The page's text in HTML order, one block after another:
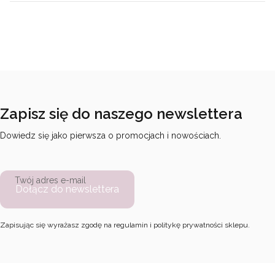
Zapisz się do naszego newslettera
Dowiedz się jako pierwsza o promocjach i nowościach.
Twój adres e-mail
Dołącz do newslettera
Zapisując się wyrażasz zgodę na regulamin i politykę prywatności sklepu.